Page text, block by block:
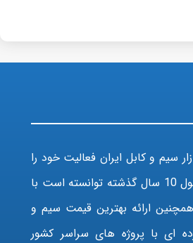
سیم و کابل ایران فعالیت خود را
آغاز کرده است در طول 10 سال گذشته توانسته است با
ارائه بهترین قیمت سیم و
ای با پروژه های سراسر کشور